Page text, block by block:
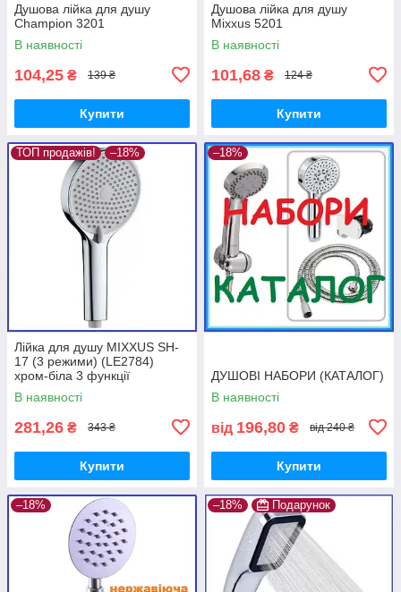
Душова лійка для душу
Champion 3201
В наявності
104,25 ₴ 139 ₴
Купити
Душова лійка для душу
Mixxus 5201
В наявності
101,68 ₴ 124 ₴
Купити
ТОП продажів! –18%
Лійка для душу MIXXUS SH-
17 (3 режими) (LE2784)
хром-біла 3 функції
В наявності
281,26 ₴ 343 ₴
Купити
–18%
ДУШОВІ НАБОРИ (КАТАЛОГ)
В наявності
від 196,80 ₴ від 240 ₴
Купити
–18% –18% Подарунок